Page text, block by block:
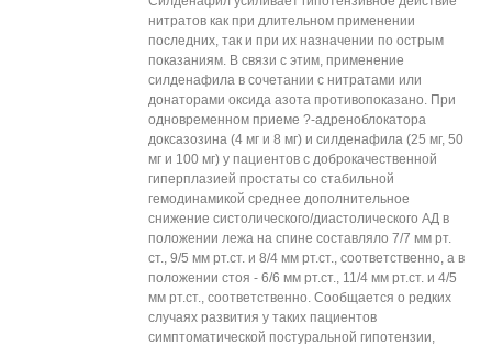
нитратов как при длительном применении
последних, так и при их назначении по острым
показаниям. В связи с этим, применение
силденафила в сочетании с нитратами или
донаторами оксида азота противопоказано. При
одновременном приеме ?-адреноблокатора
доксазозина (4 мг и 8 мг) и силденафила (25 мг, 50
мг и 100 мг) у пациентов с доброкачественной
гиперплазией простаты со стабильной
гемодинамикой среднее дополнительное
снижение систолического/диастолического АД в
положении лежа на спине составляло 7/7 мм рт.
ст., 9/5 мм рт.ст. и 8/4 мм рт.ст., соответственно, а в
положении стоя - 6/6 мм рт.ст., 11/4 мм рт.ст. и 4/5
мм рт.ст., соответственно. Сообщается о редких
случаях развития у таких пациентов
симптоматической постуральной гипотензии,